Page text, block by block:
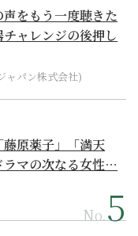
声をもう一度聴きた
ャレンジの後押し
ャパン株式会社)
藤原薬子」「満天
ラマの次なる女性…
No.